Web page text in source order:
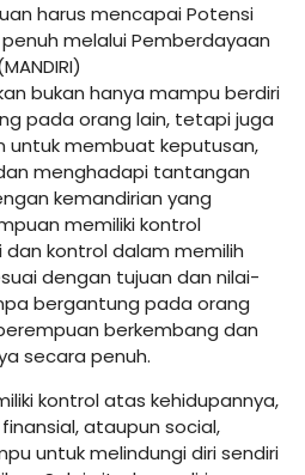
harus mencapai Potensi
melalui Pemberdayaan
bukan hanya mampu berdiri
pada orang lain, tetapi juga
untuk membuat keputusan,
menghadapi tantangan
kemandirian yang
memiliki kontrol
kontrol dalam memilih
dengan tujuan dan nilai-
bergantung pada orang
berkembang dan
secara penuh.
kontrol atas kehidupannya,
ataupun social,
untuk melindungi diri sendiri